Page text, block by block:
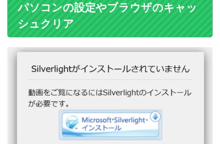
パソコンの設定やブラウザのキャッ
シュクリア